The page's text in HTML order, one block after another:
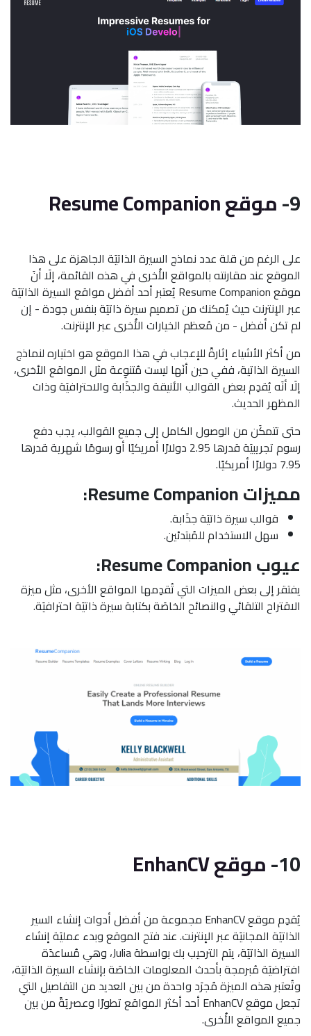
9- موقع Resume Companion
على الرغم من قلة عدد نماذج السيرة الذاتيَة الجاهزة على هذا
الموقع عند مقارنته بالمواقع الأُخرى في هذه القائمة، إلَا أنَ
موقع Resume Companion يُعتبر أحد أفضل مواقع السيرة الذاتيَة
عبر الإنترنت حيث يُمكنك من تصميم سيرة ذاتيَة بنفس جودة - إن
لم تكن أفضل - من مُعظم الخيارات الأُخرى عبر الإنترنت.
من أكثر الأشياء إثارةً للإعجاب في هذا الموقع هو اختياره لنماذج
السيرة الذاتية، ففي حين أنَها ليست مُتنوِعة مثل المواقع الأخرى،
إلَا أنَه يُقدِم بعض القوالب الأنيقة والجذَابة والاحترافيَة وذات
المظهر الحديث.
حتى تتمكَن من الوصول الكامل إلى جميع القوالب، يجب دفع
رسوم تجريبيَة قدرها 2.95 دولارًا أمريكيًا أو رسومًا شهرية قدرها
7.95 دولارًا أمريكيًا.
مميزات Resume Companion:
قوالب سيرة ذاتيَة جذَابة.
سهل الاستخدام للمُبتدئين.
عيوب Resume Companion:
يفتقر إلى بعض الميزات التي تُقدِمها المواقع الأخرى، مثل ميزة
الاقتراح التلقائي والنصائح الخاصَة بكتابة سيرة ذاتيَة احترافيَة.
10- موقع EnhanCV
يُقدِم موقع EnhanCV مجموعة من أفضل أدوات إنشاء السير
الذاتيَة المجانيَة عبر الإنترنت. عند فتح الموقع وبدء عمليَة إنشاء
السيرة الذاتيَة، يتم الترحيب بك بواسطة Julia، وهي مُساعدَة
افتراضيَة مُبرمجة بأحدث المعلومات الخاصَة بإنشاء السيرة الذاتيَة،
وتُعتبر هذه الميزة مُجرَد واحدة من بين العديد من التفاصيل التي
تجعل موقع EnhanCV أحد أكثر المواقع تطورًا وعصريَةً من بين
جميع المواقع الأُخرى.